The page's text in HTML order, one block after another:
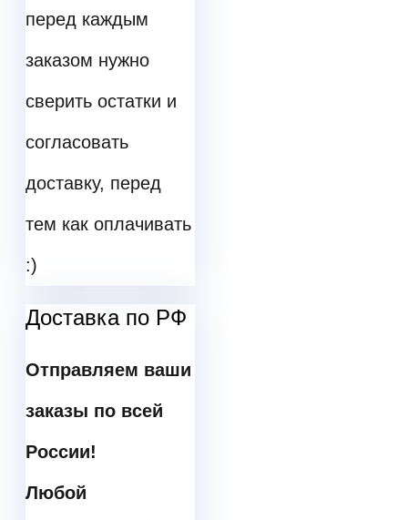
перед каждым
заказом нужно
сверить остатки и
согласовать
доставку, перед
тем как оплачивать
:)
Доставка по РФ
Отправляем ваши
заказы по всей
России!
Любой